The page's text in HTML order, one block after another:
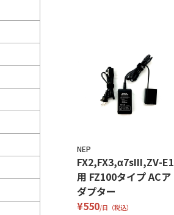
NEP
FX2,FX3,α7sIII,ZV-E1
用 FZ100タイプ ACア
ダプター
¥550/日（税込）